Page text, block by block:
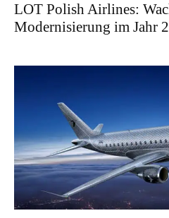
LOT Polish Airlines:
Modernisierung im Jahr